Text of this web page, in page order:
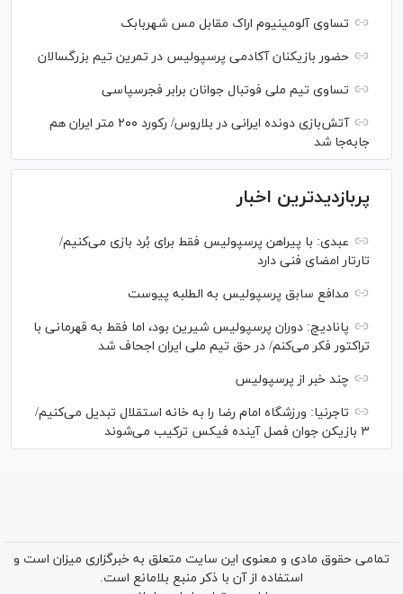
تساوی آلومینیوم اراک مقابل مس شهربابک
حضور بازیکنان آکادمی پرسپولیس در تمرین تیم بزرگسالان
تساوی تیم ملی فوتبال جوانان برابر فجرسپاسی
آتش‌بازی دونده ایرانی در بلاروس/ رکورد ۲۰۰ متر ایران هم
جابه‌جا شد
پربازدیدترین اخبار
عبدی: با پیراهن پرسپولیس فقط برای بُرد بازی می‌کنیم/
تارتار امضای فنی دارد
مدافع سابق پرسپولیس به الطلبه پیوست
پانادیچ: دوران پرسپولیس شیرین بود، اما فقط به قهرمانی با
تراکتور فکر می‌کنم/ در حق تیم ملی ایران اجحاف شد
چند خبر از پرسپولیس
تاجرنیا: ورزشگاه امام رضا را به خانه استقلال تبدیل می‌کنیم/
۳ بازیکن جوان فصل آینده فیکس ترکیب می‌شوند
تمامی حقوق مادی و معنوی این سایت متعلق به خبرگزاری میزان است و
استفاده از آن با ذکر منبع بلامانع است.